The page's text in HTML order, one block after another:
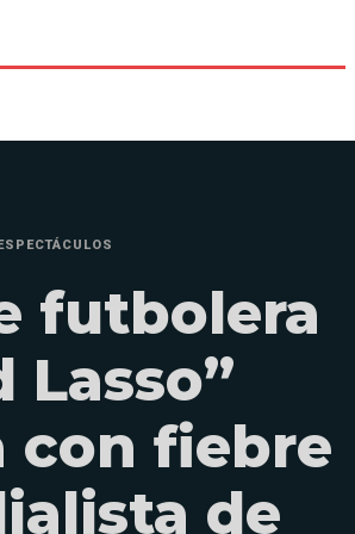
futbolera
Lasso”
con fiebre
de